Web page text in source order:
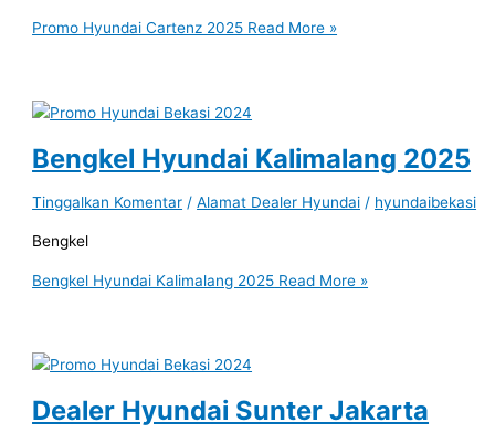
Promo Hyundai Cartenz 2025 Read More »
Bengkel Hyundai Kalimalang 2025
Tinggalkan Komentar /Alamat Dealer Hyundai / hyundaibekasi
Bengkel
Bengkel Hyundai Kalimalang 2025 Read More »
Dealer Hyundai Sunter Jakarta